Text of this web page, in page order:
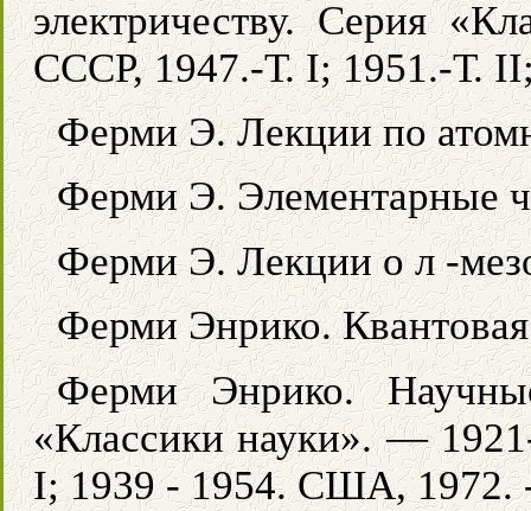
электричеству. Серия
СССР, 1947.-Т. I; 1951.-Т.
Ферми Э. Лекции по
Ферми Э.
Ферми Э. Лекции о л -
Ферми Энрико.
Ферми Энрико.
«Классики науки». —
I; 1939 - 1954. США, 1972.